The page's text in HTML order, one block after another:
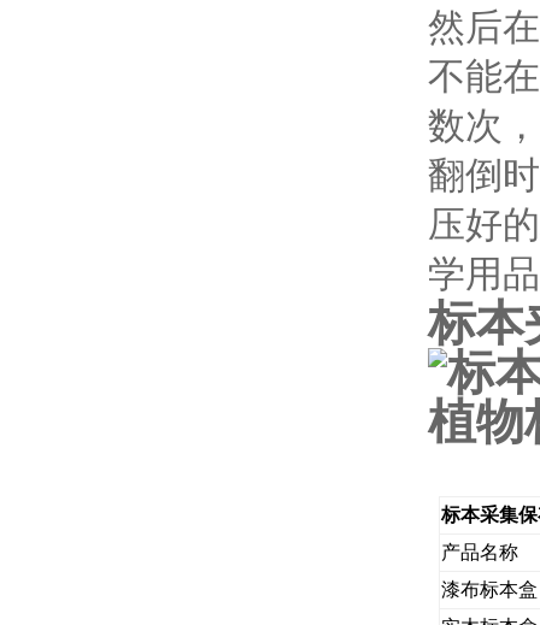
然后
不能
数次
翻倒
压好
学用
标本
标本采集
产品名称
漆布标本盒